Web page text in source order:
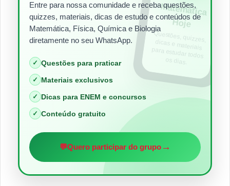
Entre para nossa comunidade e receba questões,
quizzes, materiais, dicas de estudo e conteúdos de
Matemática, Física, Química e Biologia
diretamente no seu WhatsApp.
✓ Questões para praticar
✓ Materiais exclusivos
✓ Dicas para ENEM e concursos
✓ Conteúdo gratuito
💬Quero participar do grupo→
Matem
ática
Hoje
Questões, quizzes,
dicas e materiais
para estudar todos
os dias.